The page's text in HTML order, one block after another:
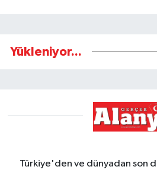
Yükleniyor...
Türkiye'den ve dünyadan son